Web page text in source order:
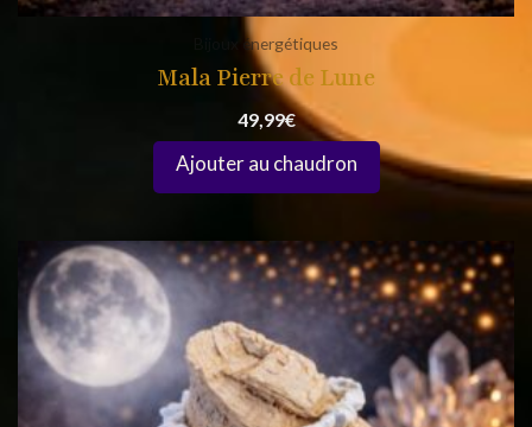
Bijoux énergétiques
Mala Pierre de Lune
49,99€